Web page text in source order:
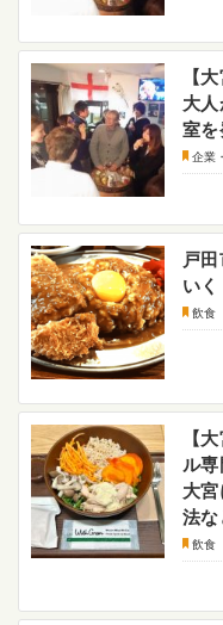
募集！
運営団体
【
大
室を
企業
戸
いく
飲食
【
ル
大
法な
飲食